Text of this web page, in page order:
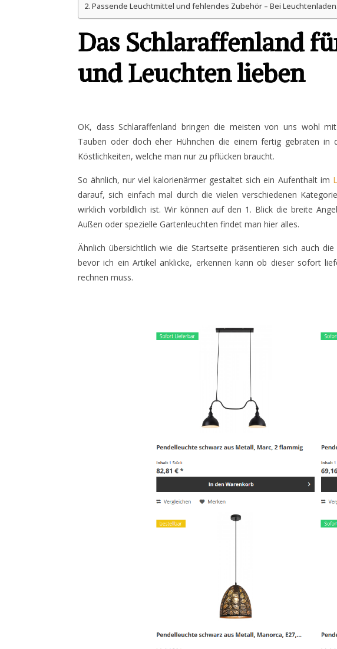
Passende Leuchtmittel und fehlendes Zubehör – Bei
Das Schlaraffenland
und Leuchten lieben
OK, dass Schlaraffenland bringen die meisten von uns wohl
Tauben oder doch eher Hühnchen die einem fertig gebraten in
Köstlichkeiten, welche man nur zu pflücken braucht.
So ähnlich, nur viel kalorienärmer gestaltet sich ein Aufenthalt im
darauf, sich einfach mal durch die vielen verschiedenen
wirklich vorbildlich ist. Wir können auf den 1. Blick die breite
Außen oder spezielle Gartenleuchten findet man hier alles.
Ähnlich übersichtlich wie die Startseite präsentieren sich auch
bevor ich ein Artikel anklicke, erkennen kann ob dieser sofort
rechnen muss.